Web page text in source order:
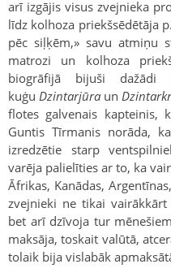
arī izgājis visus zvejnieka
līdz kolhoza priekšsēdētāja
pēc siļķēm,» savu atmiņu
matrozi un kolhoza
biogrāfijā bijuši dažādi
kuģu Dzintarjūra un
flotes galvenais kapteinis,
Guntis Tīrmanis norāda,
izredzētie starp
varēja palielīties ar to, ka
Āfrikas, Kanādas,
zvejnieki ne tikai
bet arī dzīvoja tur
maksāja, toskait valūtā,
tolaik bija vislabāk